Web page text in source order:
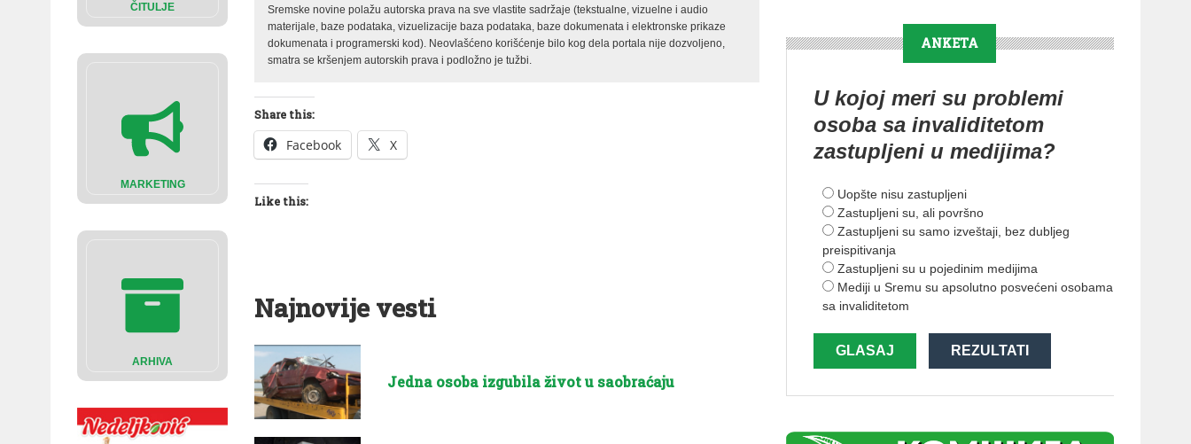
ČITULJE
MARKETING
ARHIVA
Sremske novine polažu autorska prava na sve vlastite sadržaje (tekstualne, vizuelne i audio
materijale, baze podataka, vizuelizacije baza podataka, baze dokumenata i elektronske prikaze
dokumenata i programerski kod). Neovlašćeno korišćenje bilo kog dela portala nije dozvoljeno,
smatra se kršenjem autorskih prava i podložno je tužbi.
Share this:
Facebook X
Like this:
Najnovije vesti
Jedna osoba izgubila život u saobraćaju
ANKETA
U kojoj meri su problemi
osoba sa invaliditetom
zastupljeni u medijima?
Uopšte nisu zastupljeni
Zastupljeni su, ali površno
Zastupljeni su samo izveštaji, bez dubljeg
preispitivanja
Zastupljeni su u pojedinim medijima
Mediji u Sremu su apsolutno posvećeni osobama
sa invaliditetom
GLASAJ REZULTATI